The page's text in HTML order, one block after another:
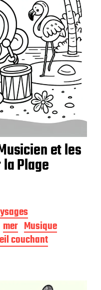
et les
Plage
mer Musique
couchant